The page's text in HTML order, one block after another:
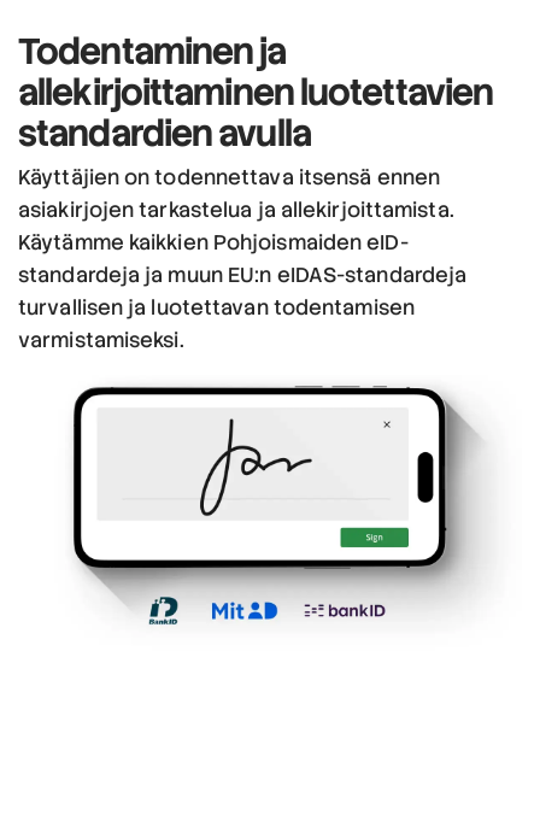
Todentaminen ja
allekirjoittaminenluotettavien
standardien avulla
Käyttäjien on todennettava itsensä ennen
asiakirjojen tarkastelua ja allekirjoittamista.
Käytämme kaikkien Pohjoismaiden eID-
standardeja ja muun EU:n eIDAS-standardeja
turvallisen ja luotettavan todentamisen
varmistamiseksi.